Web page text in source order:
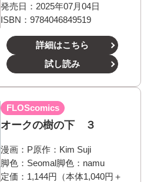
発売日：2025年07月04日
ISBN：9784046849519
詳細はこちら
試し読み
FLOScomics
オークの樹の下 ３
漫画： P原作： Kim Suji
脚色： Seomal脚色： namu
定価：1,144円（本体1,040円＋